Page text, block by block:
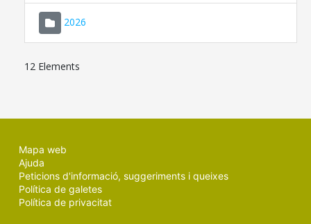
2026
12 Elements
Mapa web
Ajuda
Peticions d'informació, suggeriments i queixes
Política de galetes
Política de privacitat